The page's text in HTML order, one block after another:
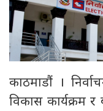
काठमाडौं ।
विकास कार्यक्रम